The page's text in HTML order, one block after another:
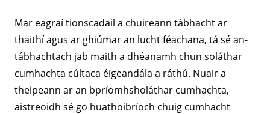
Mar eagraí tionscadail a chuireann tábhacht ar
thaithí agus ar ghiúmar an lucht féachana, tá sé an-
tábhachtach jab maith a dhéanamh chun soláthar
cumhachta cúltaca éigeandála a ráthú. Nuair a
theipeann ar an bpríomhsholáthar cumhachta,
aistreoidh sé go huathoibríoch chuig cumhacht